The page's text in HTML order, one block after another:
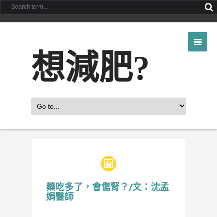
想減肥?
藥吃多了，會傷腎？/文：沈孟
娟醫師